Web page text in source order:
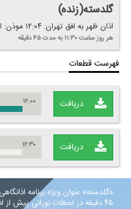
گلدسته(زنده)
اذان ظهر به افق تهران: ۱۲:۰۴ موذن: استاد محمد كاظم محمدزاده
هر روزساعت ۱۱:۳۰ به مدت ۴۵ دقیقه
فهرست قطعات
دریافت ۱۲:۰۰
دریافت ۱۲:۳۰
«گلدسته» عنوان ویژه برنامه
۴۵ دقیقه در لحظات نورانی پیش